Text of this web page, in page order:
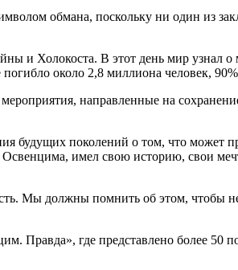
обмана, поскольку ни один из
и Холокоста. В этот день мир узнал о
около 2,8 миллиона человек,
направленные на
будущих поколений о том, что может
Освенцима, имел свою историю, свои
Мы должны помнить об этом, чтобы
Правда», где представлено более 50